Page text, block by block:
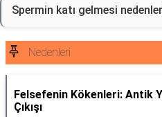
Spermin katı gelmesi
Nedenleri
Felsefenin Kökenleri: Antik
Çıkışı